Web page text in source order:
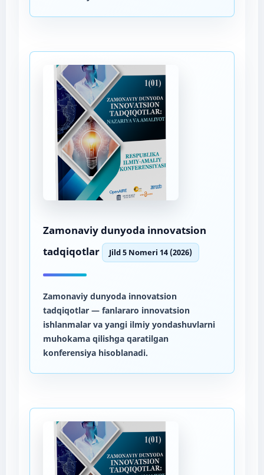
Zamonaviy dunyoda innovatsion
tadqiqotlar
Jild 5 Nomeri 14 (2026)
Zamonaviy dunyoda innovatsion
tadqiqotlar— fanlararo innovatsion
ishlanmalar va yangi ilmiy yondashuvlarni
muhokama qilishga qaratilgan
konferensiya hisoblanadi.